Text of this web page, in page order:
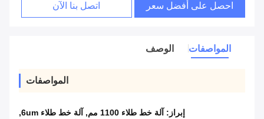
احصل على أفضل سعر اتصل بنا الآن
المواصفات الوصف
المواصفات
إبراز: آلة خط طلاء 1100 مم , آلة خط طلاء 6um
,